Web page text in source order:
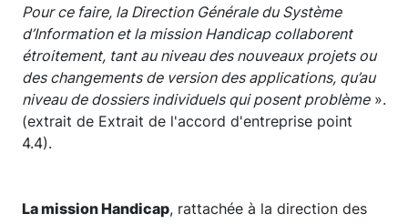
Pour ce faire, la Direction Générale du Système
d’Information et la mission Handicap collaborent
étroitement, tant au niveau des nouveaux projets ou
des changements de version des applications, qu’au
niveau de dossiers individuels qui posent problème».
(extrait de Extrait de l'accord d'entreprise point
4.4).
La mission Handicap, rattachée à la direction des